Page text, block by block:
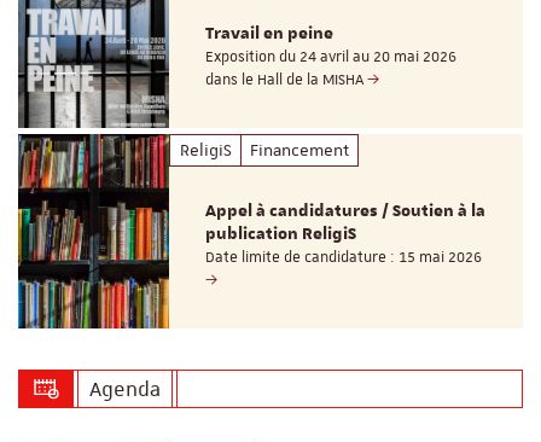
Travail en peine
Exposition du 24 avril au 20 mai 2026
dans le Hall de la MISHA
ReligiS Financement
Appel à candidatures / Soutien à la
publication ReligiS
Date limite de candidature : 15 mai 2026
Agenda